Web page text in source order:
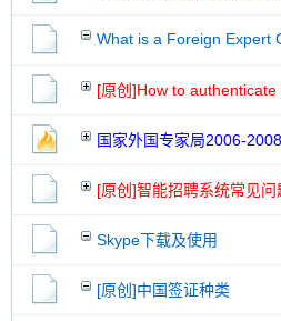
What is a Foreign Expert
[原创]How to
国家外国专家局2006-
[原创]智能招聘系统常见问
Skype下载及使用
[原创]中国签证种类